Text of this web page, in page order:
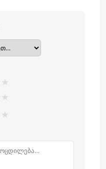
★
★
★